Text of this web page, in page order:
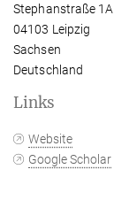
Stephanstraße 1A
04103 Leipzig
Sachsen
Deutschland
Links
Website
Google Scholar